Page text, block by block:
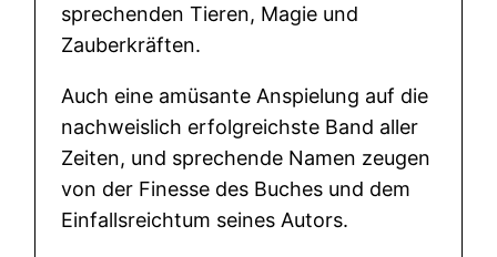
–
h
a
n
t
a
sprechenden Tieren, Magie und
Zauberkräften.
Auch eine amüsante Anspielung auf die
nachweislich erfolgreichste Band aller
Zeiten, und sprechende Namen zeugen
von der Finesse des Buches und dem
Einfallsreichtum seines Autors.